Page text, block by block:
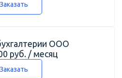
Заказать
ООО
руб. / месяц
Заказать